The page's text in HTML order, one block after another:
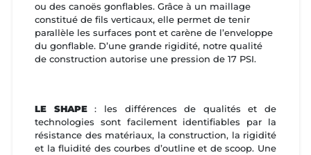
ou des canoës gonflables. Grâce à un maillage
constitué de fils verticaux, elle permet de tenir
parallèle les surfaces pont et carène de l’enveloppe
du gonflable. D’une grande rigidité, notre qualité
de construction autorise une pression de 17 PSI.
LE SHAPE: les différences de qualités et de
technologies sont facilement identifiables par la
résistance des matériaux, la construction, la rigidité
et la fluidité des courbes d’outline et de scoop. Une